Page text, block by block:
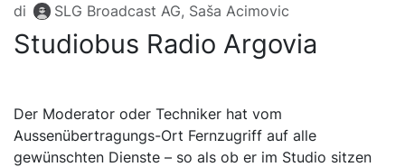
di
SLG Broadcast AG, Saša Acimovic
Studiobus Radio Argovia
Der Moderator oder Techniker hat vom
Aussenübertragungs-Ort Fernzugriff auf alle
gewünschten Dienste – so als ob er im Studio sitzen